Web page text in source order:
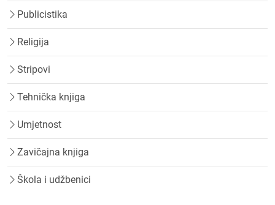
Publicistika
Religija
Stripovi
Tehnička knjiga
Umjetnost
Zavičajna knjiga
Škola i udžbenici